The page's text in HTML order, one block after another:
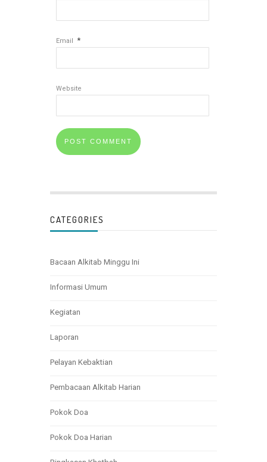
Email *
Website
CATEGORIES
Bacaan Alkitab Minggu Ini
Informasi Umum
Kegiatan
Laporan
Pelayan Kebaktian
Pembacaan Alkitab Harian
Pokok Doa
Pokok Doa Harian